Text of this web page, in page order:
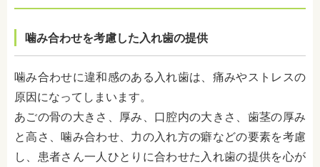
噛み合わせを考慮した入れ歯の提供
噛み合わせに違和感のある入れ歯は、痛みやストレスの
原因になってしまいます。
あごの骨の大きさ、厚み、口腔内の大きさ、歯茎の厚み
と高さ、噛み合わせ、力の入れ方の癖などの要素を考慮
し、患者さん一人ひとりに合わせた入れ歯の提供を心が